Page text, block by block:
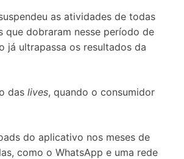
as atividades de todas
que dobraram nesse período de
já ultrapassa os resultados da
das lives, quando o consumidor
do aplicativo nos meses de
como o WhatsApp e uma rede